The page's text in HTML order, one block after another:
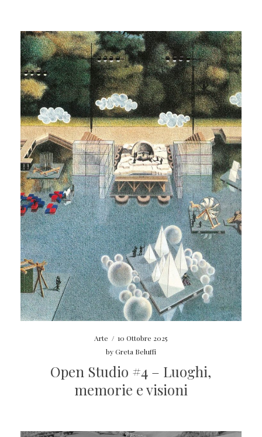
Arte / 10 Ottobre 2025
byGreta Beluffi
Open Studio #4 – Luoghi,
memorie e visioni